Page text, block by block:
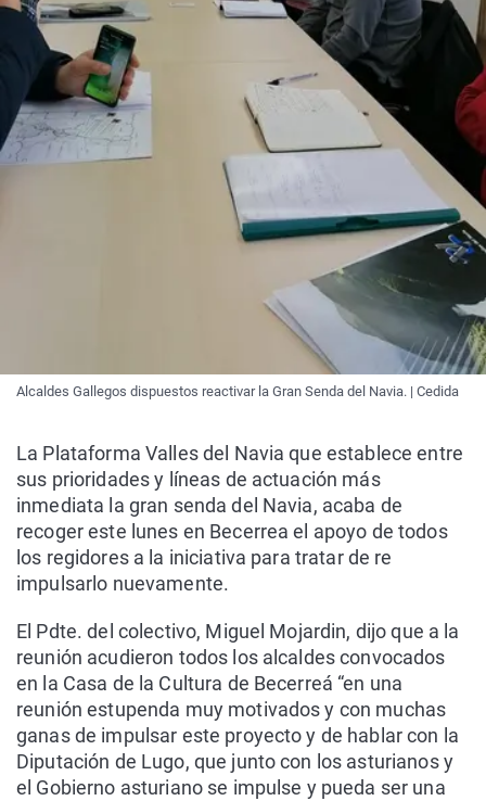
Alcaldes Gallegos dispuestos reactivar la Gran Senda del Navia. | Cedida
La Plataforma Valles del Navia que establece entre
sus prioridades y líneas de actuación más
inmediata la gran senda del Navia, acaba de
recoger este lunes en Becerrea el apoyo de todos
los regidores a la iniciativa para tratar de re
impulsarlo nuevamente.
El Pdte. del colectivo, Miguel Mojardin, dijo que a la
reunión acudieron todos los alcaldes convocados
en la Casa de la Cultura de Becerreá “en una
reunión estupenda muy motivados y con muchas
ganas de impulsar este proyecto y de hablar con la
Diputación de Lugo, que junto con los asturianos y
el Gobierno asturiano se impulse y pueda ser una